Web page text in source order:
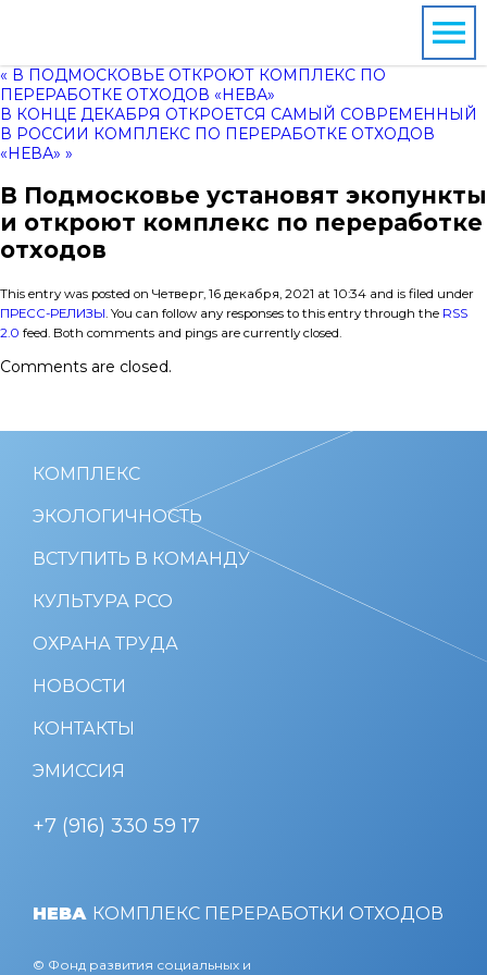
« В ПОДМОСКОВЬЕ ОТКРОЮТ КОМПЛЕКС ПО
ПЕРЕРАБОТКЕ ОТХОДОВ «НЕВА»
В КОНЦЕ ДЕКАБРЯ ОТКРОЕТСЯ САМЫЙ СОВРЕМЕННЫЙ
В РОССИИ КОМПЛЕКС ПО ПЕРЕРАБОТКЕ ОТХОДОВ
«НЕВА» »
В Подмосковье установят экопункты
и откроют комплекс по переработке
отходов
This entry was posted on Четверг, 16 декабря, 2021 at 10:34 and is filed under
ПРЕСС-РЕЛИЗЫ. You can follow any responses to this entry through the RSS
2.0 feed. Both comments and pings are currently closed.
Comments are closed.
НЕВА КОМПЛЕКС ПЕРЕРАБОТКИ ОТХОДОВ
© Фонд развития социальных и
КОМПЛЕКС
ЭКОЛОГИЧНОСТЬ
ВСТУПИТЬ В КОМАНДУ
КУЛЬТУРА РСО
ОХРАНА ТРУДА
НОВОСТИ
КОНТАКТЫ
ЭМИССИЯ
+7 (916) 330 59 17